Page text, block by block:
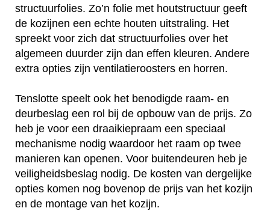
structuurfolies. Zo’n folie met houtstructuur geeft
de kozijnen een echte houten uitstraling. Het
spreekt voor zich dat structuurfolies over het
algemeen duurder zijn dan effen kleuren. Andere
extra opties zijn ventilatieroosters en horren.
Tenslotte speelt ook het benodigde raam- en
deurbeslag een rol bij de opbouw van de prijs. Zo
heb je voor een draaikiepraam een speciaal
mechanisme nodig waardoor het raam op twee
manieren kan openen. Voor buitendeuren heb je
veiligheidsbeslag nodig. De kosten van dergelijke
opties komen nog bovenop de prijs van het kozijn
en de montage van het kozijn.